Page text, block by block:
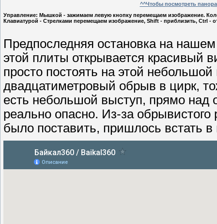
^^Чтобы посмотреть
Управление: Мышкой - зажимаем левую кнопку перемещаем изображение.
Клавиатурой - Стрелками перемещаем изображение, Shift - приблизить, Ctrl -
Предпоследняя остановка на
этой плиты открывается красивый
просто постоять на этой
двадцатиметровый обрыв в цирк,
есть небольшой выступ, прямо над
реально опасно. Из-за
было поставить, пришлось встать